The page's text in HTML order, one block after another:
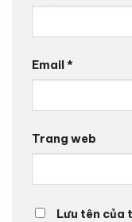
Email*
Trang web
Lưu tên của